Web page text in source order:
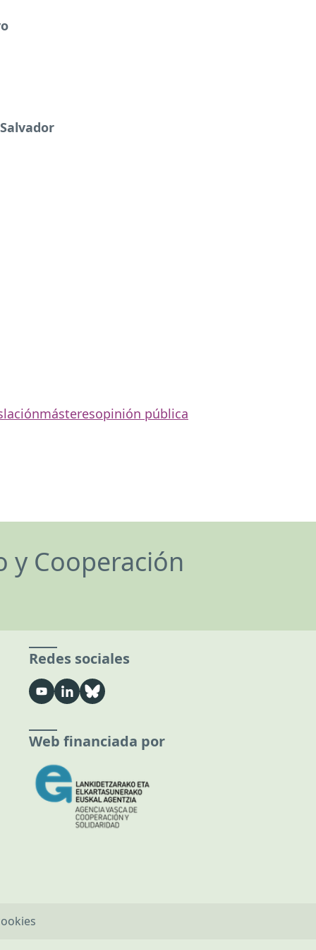
másteresopinión pública
Cooperación
Redes sociales
Web financiada por